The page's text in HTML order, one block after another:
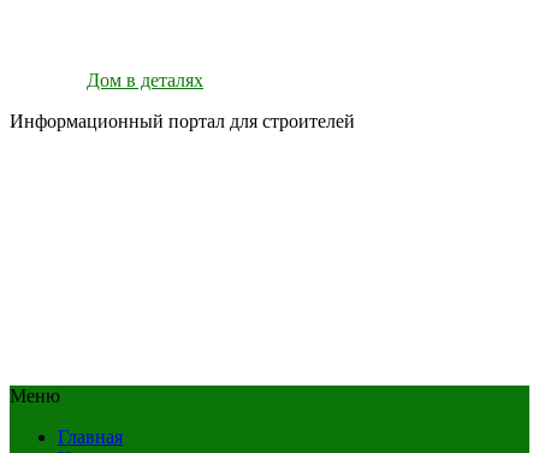
Дом в деталях
Информационный портал для строителей
Меню
Главная